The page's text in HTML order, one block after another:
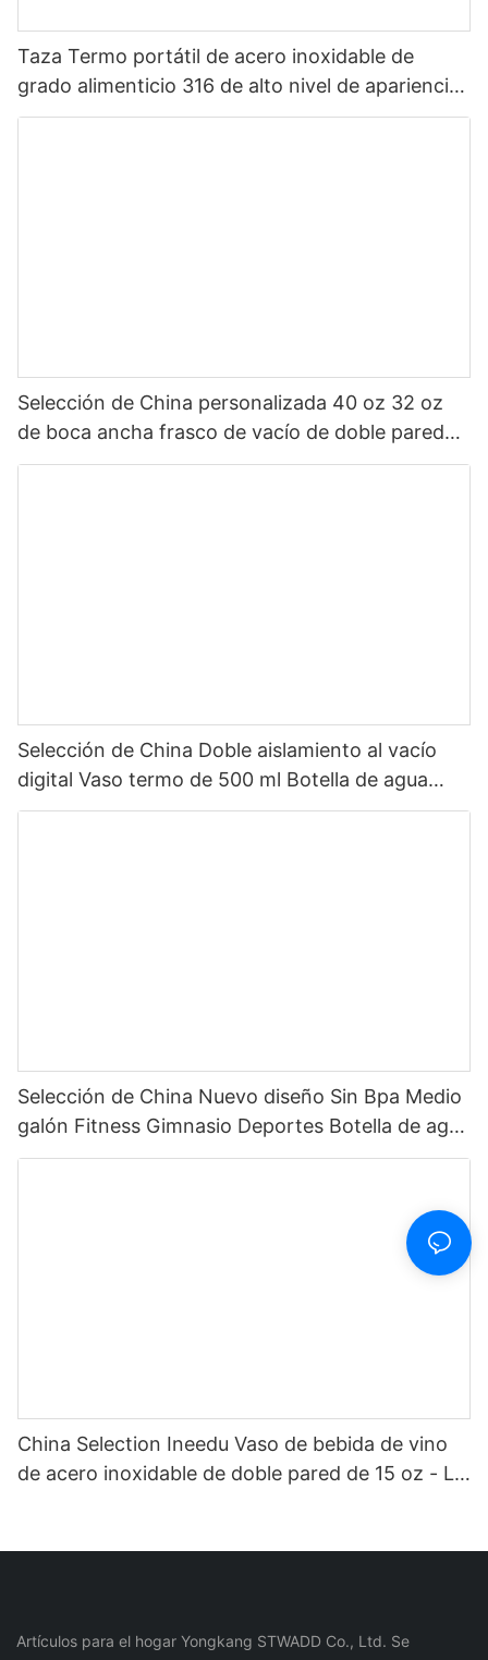
Taza Termo portátil de acero inoxidable de
grado alimenticio 316 de alto nivel de apariencia
Sanrio de dibujos animados portátil para niños
Selección de China personalizada 40 oz 32 oz
de boca ancha frasco de vacío de doble pared
botella de agua deportiva aislada de acero
Selección de China Doble aislamiento al vacío
digital Vaso termo de 500 ml Botella de agua
inteligente de acero inoxidable con pantalla LED
Selección de China Nuevo diseño Sin Bpa Medio
galón Fitness Gimnasio Deportes Botella de agua
motivacional de plástico transparente con
China Selection Ineedu Vaso de bebida de vino
de acero inoxidable de doble pared de 15 oz - La
Artículos para el hogar Yongkang STWADD Co., Ltd. Se